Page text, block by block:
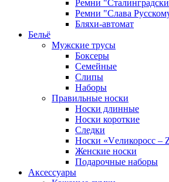
Ремни
Ремни "Слава
Бляхи-автомат
Бельё
Мужские трусы
Боксеры
Семейные
Слипы
Наборы
Правильные носки
Носки длинные
Носки короткие
Следки
Носки «Vеликоросс –
Женские носки
Подарочные наборы
Аксессуары